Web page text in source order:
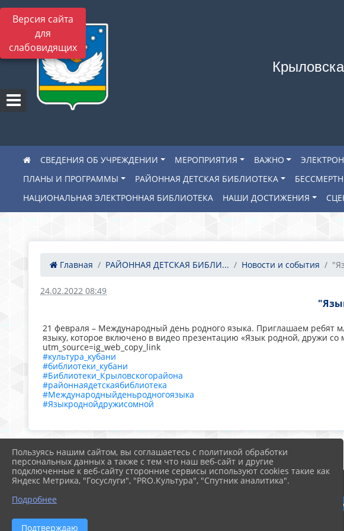
Версия сайта
для
слабовидящих
СВЕДЕНИЯ ОБ УЧРЕЖДЕНИИ МЕРОПРИЯТИЯ ВАЖНО
ПЛАНЫ И ПРОГРАММЫ
РАЙОННАЯ ДЕТСКАЯ БИБЛИОТЕКА
НАЦИОНАЛЬНАЯ ЭЛЕКТРОННАЯ БИБЛИОТЕКА
НАШИ ДОСТИЖЕНИЯ
Главная РАЙОННАЯ ДЕТСКАЯ БИБЛИ... Новости и события
24.02.2022 08:49
21 февраля – Международный день родного языка. Приглашаем ребят
языку, которое включено в видео презентацию «Язык родной, дружи
utm_source=ig_web_copy_link
#культура_кубани
#библиотеки_кубани
#Библиотеки_Крыловскогорайона
#районнаядетскаябиблиотека
#Международныйденьродногоязыка
#Языкроднойдружисомной
Пользуясь нашим сайтом, вы соглашаетесь с политикой обработки
персональных данных а также с тем что наш веб-сайт и другие
подключенные к веб-сайту сторонние сервисы используют cookies такие как
Яндекс Метрика, "Госуслуги", "PRO.Культура", "Спутник аналитика".
Подробнее
Подтверждаю